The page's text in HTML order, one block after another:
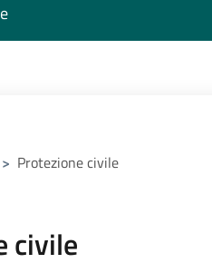
> Protezione civile
civile